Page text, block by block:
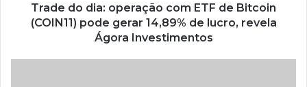
Trade do dia: operação com ETF de Bitcoin
(COIN11) pode gerar 14,89% de lucro, revela
Ágora Investimentos